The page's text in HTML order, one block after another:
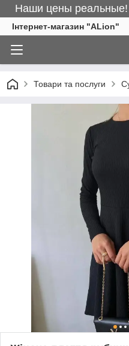
Наши цены реальные!
Інтернет-магазин "ALіon"
Товари та послуги